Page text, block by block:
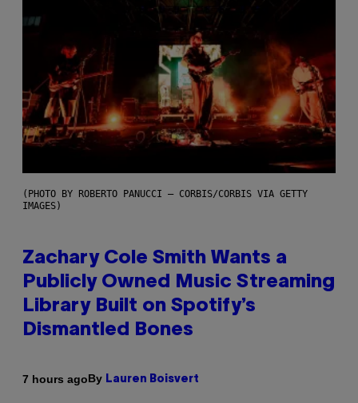
(PHOTO BY ROBERTO PANUCCI – CORBIS/CORBIS VIA GETTY
IMAGES)
Zachary Cole Smith Wants a
Publicly Owned Music Streaming
Library Built on Spotify’s
Dismantled Bones
7 hours agoBy Lauren Boisvert